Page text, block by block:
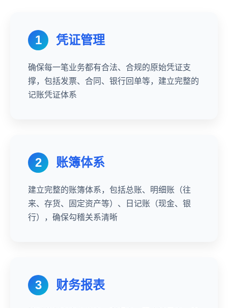
1 凭证管理
确保每一笔业务都有合法、合规的原始凭证支
撑，包括发票、合同、银行回单等，建立完整的
记账凭证体系
2 账簿体系
建立完整的账簿体系，包括总账、明细账（往
来、存货、固定资产等）、日记账（现金、银
行），确保勾稽关系清晰
3 财务报表